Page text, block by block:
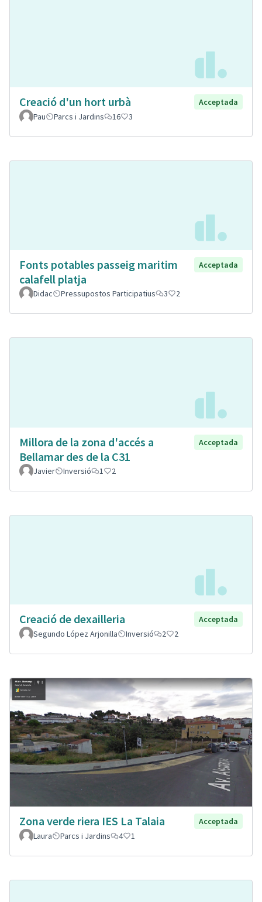
Creació d'un hort urbà
Acceptada
Pau
Parcs i Jardins 16 3
Fonts potables passeig maritim
calafell platja
Acceptada
Didac Pressupostos Participatius 3 2
Millora de la zona d'accés a
Bellamar des de la C31
Acceptada
Javier Inversió 1 2
Creació de dexailleria
Acceptada
Segundo López Arjonilla
Inversió 2 2
Zona verde riera IES La Talaia
Acceptada
Laura
Parcs i Jardins 4 1